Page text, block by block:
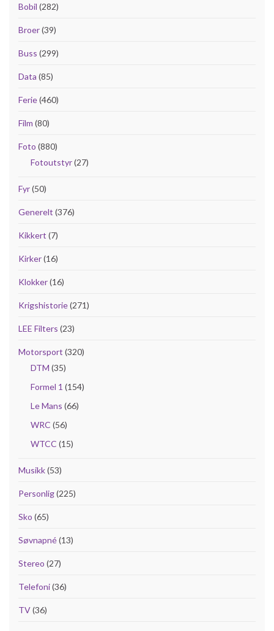
Bobil (282)
Broer(39)
Buss (299)
Data (85)
Ferie(460)
Film (80)
Foto (880)
Fotoutstyr(27)
Fyr(50)
Generelt (376)
Kikkert (7)
Kirker(16)
Klokker(16)
Krigshistorie(271)
LEE Filters (23)
Motorsport (320)
DTM (35)
Formel 1 (154)
Le Mans (66)
WRC (56)
WTCC (15)
Musikk(53)
Personlig(225)
Sko (65)
Søvnapné(13)
Stereo (27)
Telefoni(36)
TV(36)